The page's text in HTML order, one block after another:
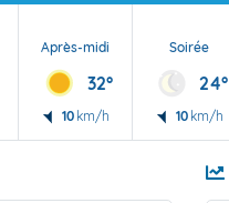
Après-midi
32°
10 km/h
Soirée
24°
10 km/h